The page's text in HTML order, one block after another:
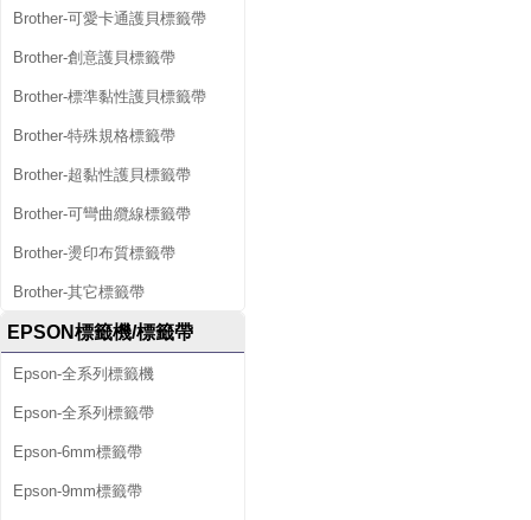
Brother-可愛卡通護貝標籤帶
Brother-創意護貝標籤帶
Brother-標準黏性護貝標籤帶
Brother-特殊規格標籤帶
Brother-超黏性護貝標籤帶
Brother-可彎曲纜線標籤帶
Brother-燙印布質標籤帶
Brother-其它標籤帶
EPSON標籤機/標籤帶
Epson-全系列標籤機
Epson-全系列標籤帶
Epson-6mm標籤帶
Epson-9mm標籤帶